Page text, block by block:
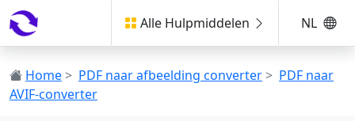
Alle Hulpmiddelen NL
Home> PDF naar afbeelding converter> PDF naar
AVIF-converter